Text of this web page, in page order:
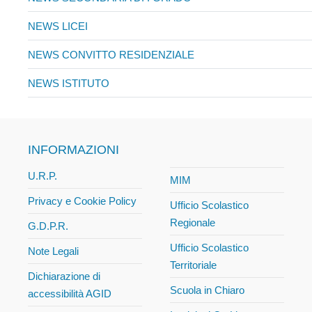
NEWS LICEI
NEWS CONVITTO RESIDENZIALE
NEWS ISTITUTO
INFORMAZIONI
U.R.P.
Privacy e Cookie Policy
G.D.P.R.
Note Legali
Dichiarazione di
accessibilità AGID
MIM
Ufficio Scolastico
Regionale
Ufficio Scolastico
Territoriale
Scuola in Chiaro